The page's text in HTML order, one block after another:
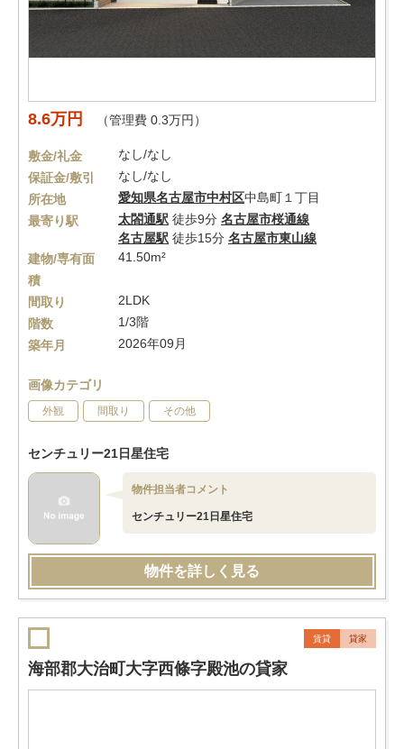
8.6万円 （管理費 0.3万円）
敷金/礼金
なし/なし
保証金/敷引
なし/なし
所在地
愛知県名古屋市中村区中島町１丁目
最寄り駅
太閤通駅 徒歩9分 名古屋市桜通線
名古屋駅 徒歩15分 名古屋市東山線
建物/専有面
積
41.50m²
間取り
2LDK
階数
1/3階
築年月
2026年09月
画像カテゴリ
外観 間取り その他
センチュリー21日星住宅
物件担当者コメント
センチュリー21日星住宅
物件を詳しく見る
賃貸 貸家
海部郡大治町大字西條字殿池の貸家